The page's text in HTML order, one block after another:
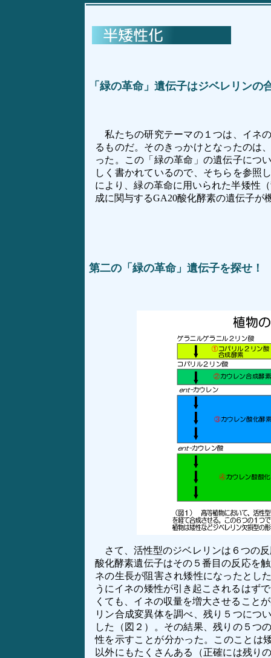
「緑の革命」遺伝子はジベレリン
私たちの研究テーマの１つは、イネ
るものだ。そのきっかけとなったのは
った。この「緑の革命」の遺伝子につ
しく書かれているので、そちらを参照
により、緑の革命に用いられた半矮性
成に関与するGA20酸化酵素の遺伝子
第二の「緑の革命」遺伝子を探せ！
さて、活性型のジベレリンは６つの
酸化酵素遺伝子はその５番目の反応を
ネの生長が阻害され矮性になったとし
うにイネの矮性が引き起こされるはず
くても、イネの収量を増大させること
リン合成変異体を調べ、残り５つにつ
した（図２）。その結果、残りの５つ
性を示すことが分かった。このことは
以外にもたくさんある（正確には残り